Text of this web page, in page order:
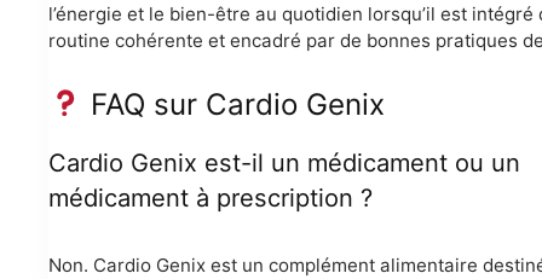
l’énergie et le bien-être au quotidien lorsqu’il est intégré
routine cohérente et encadré par de bonnes pratiques
FAQ sur Cardio Genix
Cardio Genix est-il un médicament ou un
médicament à prescription ?
Non. Cardio Genix est un complément alimentaire